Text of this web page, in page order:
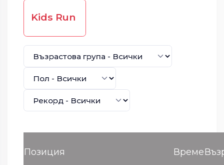
Kids Run
Позиция
Време